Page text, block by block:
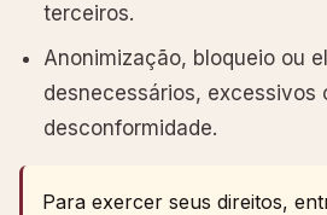
terceiros.
Anonimização, bloqueio ou
desnecessários, excessivos
desconformidade.
Para exercer seus direitos,